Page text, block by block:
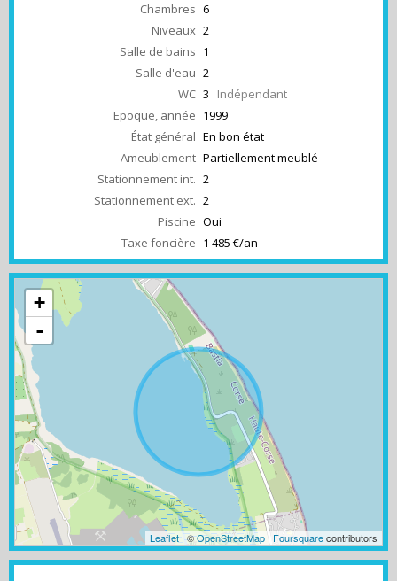
Chambres 6
Niveaux 2
Salle de bains 1
Salle d'eau 2
WC 3 Indépendant
Epoque, année 1999
État général En bon état
Ameublement Partiellement meublé
Stationnement int. 2
Stationnement ext. 2
Piscine Oui
Taxe foncière 1 485 €/an
+
-
Leaflet| ©OpenStreetMap | Foursquarecontributors